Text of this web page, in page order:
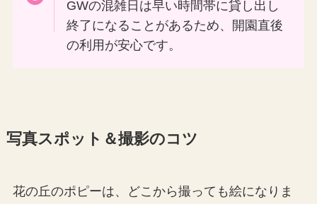
GWの混雑日は早い時間帯に貸し出し
終了になることがあるため、開園直後
の利用が安心です。
写真スポット＆撮影のコツ
花の丘のポピーは、どこから撮っても絵になりま